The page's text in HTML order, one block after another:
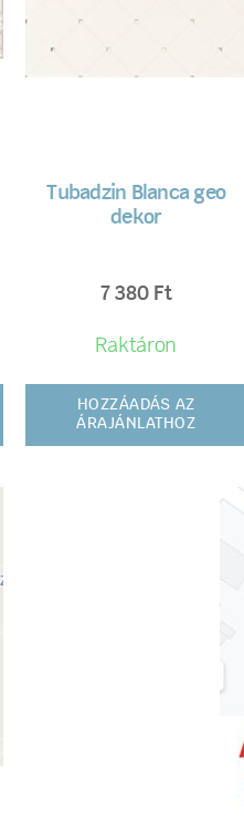
Tubadzin Blanca geo
dekor
7 380 Ft
Raktáron
HOZZÁADÁS AZ
ÁRAJÁNLATHOZ